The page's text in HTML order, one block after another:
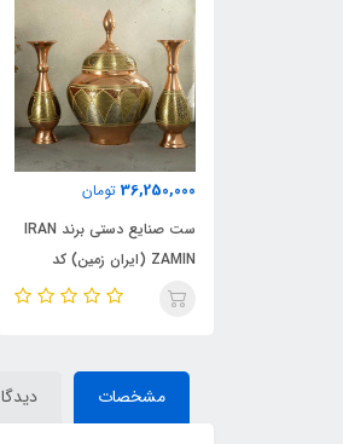
36,250,000 تومان
ست صنایع دستی برند IRAN
ZAMIN (ایران زمین) کد
50203
مشخصات